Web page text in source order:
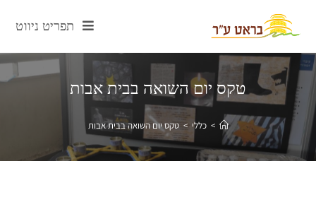
תפריט ניווט
טקס יום השואה בבית אבות
> כללי > טקס יום השואה בבית אבות